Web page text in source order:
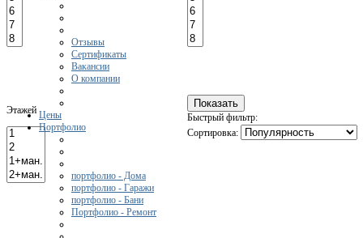
Отзывы
Сертификаты
Вакансии
О компании
Цены
Портфолио
портфолио - Дома
портфолио - Гаражи
портфолио - Бани
Портфолио - Ремонт
Этажей
Быстрый фильтр:
Сортировка: